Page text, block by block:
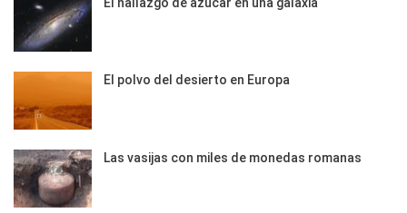
El polvo del desierto en Europa
Las vasijas con miles de monedas romanas